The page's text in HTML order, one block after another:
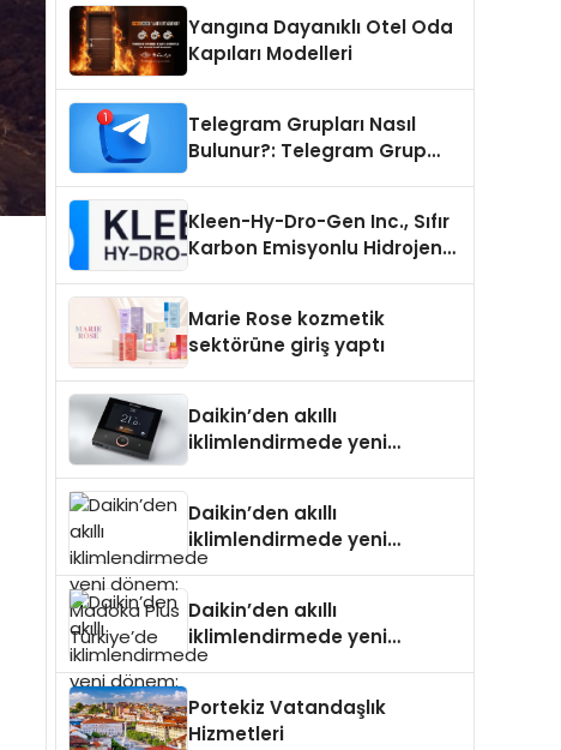
Yangına Dayanıklı Otel Oda
Kapıları Modelleri
Telegram Grupları Nasıl
Bulunur?: Telegram Grup
Kleen-Hy-Dro-Gen Inc., Sıfır
Karbon Emisyonlu Hidrojen
Aldı
Marie Rose kozmetik
sektörüne giriş yaptı
Daikin’den akıllı
iklimlendirmede yeni
Daikin’den akıllı
iklimlendirmede yeni
dönem: Madoka Plus
Daikin’den akıllı
iklimlendirmede yeni
dönem: Madoka Plus
Portekiz Vatandaşlık
Hizmetleri